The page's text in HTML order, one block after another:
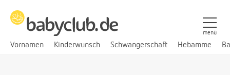
Vornamen Kinderwunsch Schwangerschaft Hebamme
menü